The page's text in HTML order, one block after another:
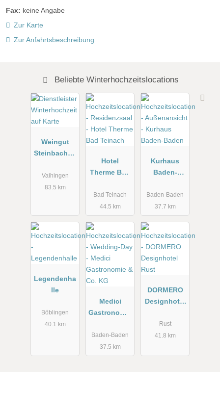
Fax: keine Angabe
Zur Karte
Zur Anfahrtsbeschreibung
Beliebte Winterhochzeitslocations
Weingut
Steinbachho
Stuttgart
Vaihingen
83.5 km
Hotel
Therme Bad
Bad Teinach
44.5 km
Kurhaus
Baden-
Baden-Baden
37.7 km
Legendenha
lle
Böblingen
40.1 km
Medici
Gastronomie
Baden-Baden
37.5 km
DORMERO
Designhotel
Rust
41.8 km